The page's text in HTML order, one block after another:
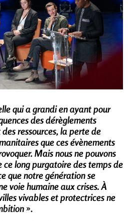
qui a grandi en ayant pour
des dérèglements
ressources, la perte de
que ces évènements
Mais nous ne pouvons
ce long purgatoire des temps de
que notre génération se
voie humaine aux crises. À
vivables et protectrices ne
».